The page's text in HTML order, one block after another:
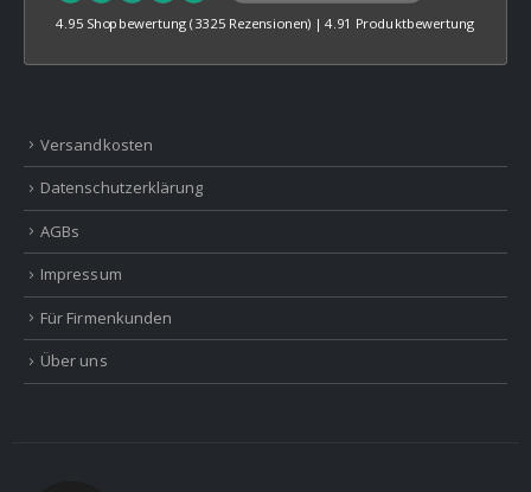
4.95 Shopbewertung (3325 Rezensionen) |4.91 Produktbewertung
Versandkosten
Datenschutzerklärung
AGBs
Impressum
Für Firmenkunden
Über uns